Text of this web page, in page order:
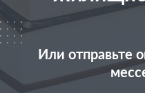
Или отправьте